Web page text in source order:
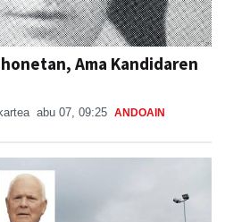
Ama Kandidaren
abu 07, 09:25 ANDOAIN